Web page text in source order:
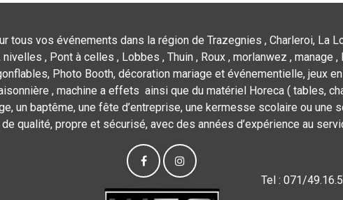
tous vos événements dans la région de Trazegnies , Charleroi, La
, Pont à celles , Lobbes , Thuin , Roux , morlanwez , manage ,
Photo Booth, décoration mariage et événementielle, jeux
, machine a effets ainsi que du matériel Horeca ( tables,
un baptême, une fête d’entreprise, une kermesse scolaire ou
qualité, propre et sécurisé, avec des années d’expérience au
Tel : 071/